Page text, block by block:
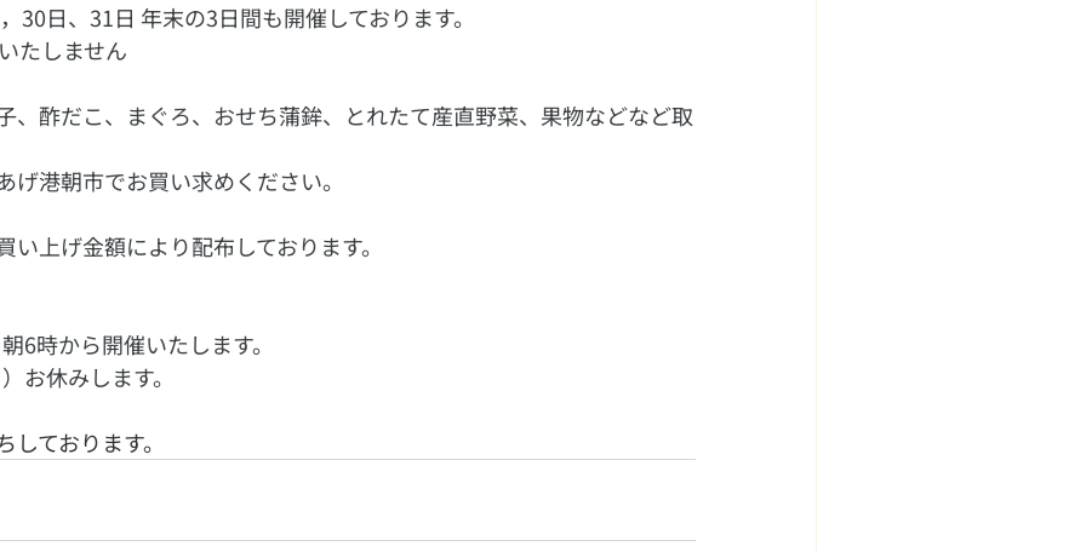
30日、31日 年末の3日間も開催しております。
たしません
、酢だこ、まぐろ、おせち蒲鉾、とれたて産直野菜、果物などなど取
げ港朝市でお買い求めください。
上げ金額により配布しております。
6時から開催いたします。
お休みします。
ております。